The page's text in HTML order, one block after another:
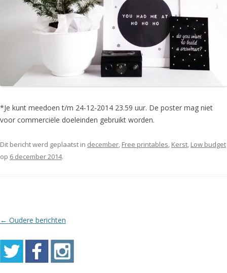
*Je kunt meedoen t/m 24-12-2014 23.59 uur. De poster mag niet
voor commerciële doeleinden gebruikt worden.
Dit bericht werd geplaatst in december, Free printables, Kerst, Low budget
op 6 december 2014.
Berichtnavigatie
← Oudere berichten